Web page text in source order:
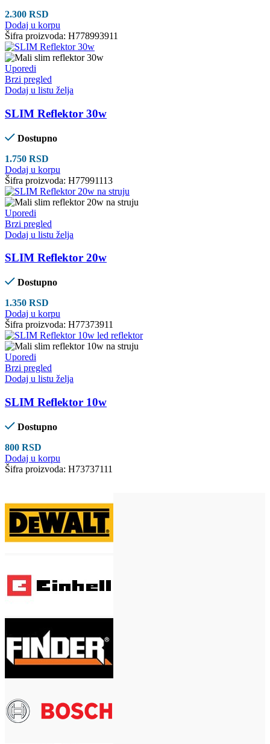
2.300 RSD
Dodaj u korpu
Šifra proizvoda: H778993911
Uporedi
Brzi pregled
Dodaj u listu želja
SLIM Reflektor 30w
Dostupno
1.750 RSD
Dodaj u korpu
Šifra proizvoda: H77991113
Uporedi
Brzi pregled
Dodaj u listu želja
SLIM Reflektor 20w
Dostupno
1.350 RSD
Dodaj u korpu
Šifra proizvoda: H77373911
Uporedi
Brzi pregled
Dodaj u listu želja
SLIM Reflektor 10w
Dostupno
800 RSD
Dodaj u korpu
Šifra proizvoda: H73737111